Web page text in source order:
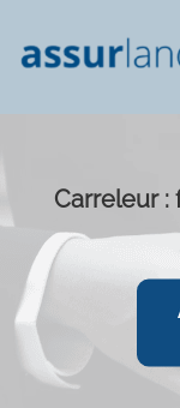
Carreleur :